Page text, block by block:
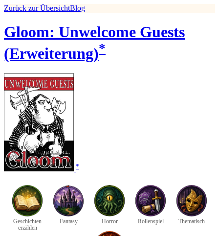
Zurück zur ÜbersichtBlog
Gloom: Unwelcome Guests
(Erweiterung)*
*
Geschichten
erzählen
Fantasy Horror Rollenspiel Thematisch